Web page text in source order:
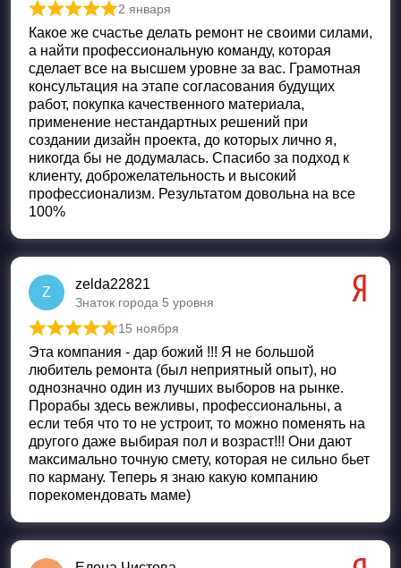
Оценка 5из 5
2 января
Какое же счастье делать ремонт не своими силами,
а найти профессиональную команду, которая
сделает все на высшем уровне за вас. Грамотная
консультация на этапе согласования будущих
работ, покупка качественного материала,
применение нестандартных решений при
создании дизайн проекта, до которых лично я,
никогда бы не додумалась. Спасибо за подход к
клиенту, доброжелательность и высокий
профессионализм. Результатом довольна на все
100%
Z
zelda22821
Знаток города 5 уровня
Оценка5 из 5
15 ноября
Эта компания - дар божий !!! Я не большой
любитель ремонта (был неприятный опыт), но
однозначно один из лучших выборов на рынке.
Прорабы здесь вежливы, профессиональны, а
если тебя что то не устроит, то можно поменять на
другого даже выбирая пол и возраст!!! Они дают
максимально точную смету, которая не сильно бьет
по карману. Теперь я знаю какую компанию
порекомендовать маме)